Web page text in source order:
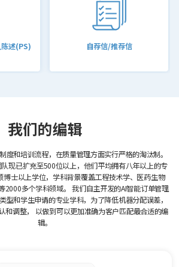
述(PS) 自荐信/推荐信
我们的编辑
度和培训流程，在质量管理方面实行严格的淘汰制。
现已扩充至500位以上，他们平均拥有八年以上的专
博士以上学位，学科背景覆盖工程技术学、医药生物
2000多个学科领域。 我们自主开发的AI智能订单管理
型和学生申请的专业学科，为了降低机器分配误差，
调整，
以做到可以更加准确为客户匹配最合适的编
辑。